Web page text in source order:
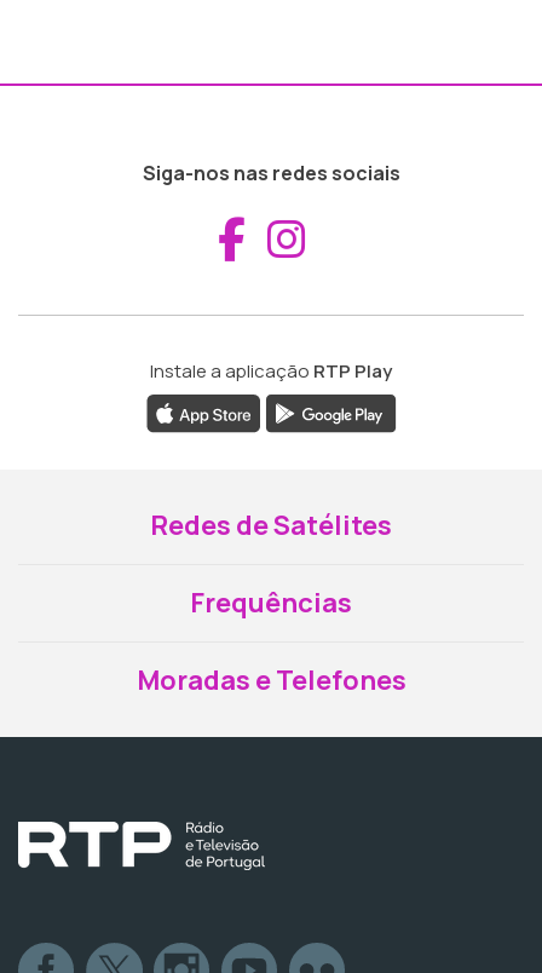
Siga-nos nas redes sociais
Aceder ao
Instale a aplicação RTP Play
Redes de Satélites
Frequências
Moradas e Telefones